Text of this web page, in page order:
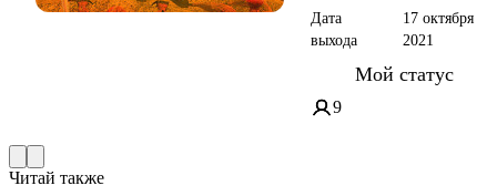
Дата
выхода
17 октября
2021
Мой статус
9
Читай также